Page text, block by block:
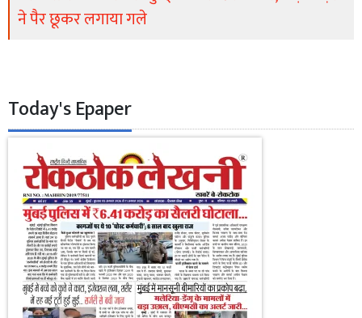
ने पैर छूकर लगाया गले
Today's Epaper